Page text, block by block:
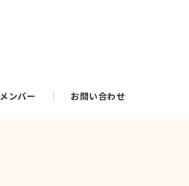
メンバー お問い合わせ